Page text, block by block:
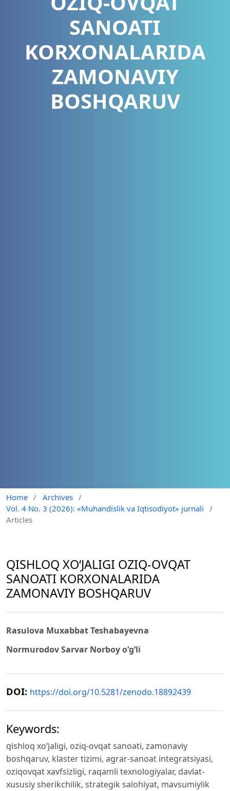
SANOATI
KORXONALARIDA
ZAMONAVIY
BOSHQARUV
Home / Archives /
Vol. 4 No. 3 (2026): «Muhandislik va Iqtisodiyot» jurnali
/
Articles
QISHLOQ XO‘JALIGI OZIQ-OVQAT
SANOATI KORXONALARIDA
ZAMONAVIY BOSHQARUV
Rasulova Muxabbat Teshabayevna
Normurodov Sarvar Norboy o‘g‘li
DOI: https://doi.org/10.5281/zenodo.18892439
Keywords:
qishloq xo‘jaligi, oziq-ovqat sanoati, zamonaviy
boshqaruv, klaster tizimi, agrar-sanoat integratsiyasi,
oziqovqat xavfsizligi, raqamli texnologiyalar, davlat-
xususiy sherikchilik, strategik salohiyat, mavsumiylik